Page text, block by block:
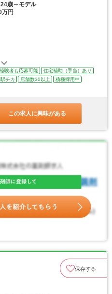
24歳～モデル
万円
験者も応募可能
住宅補助（手当）あり
駅チカ 店舗数30以上
積極採用中
この求人に興味がある
保存する